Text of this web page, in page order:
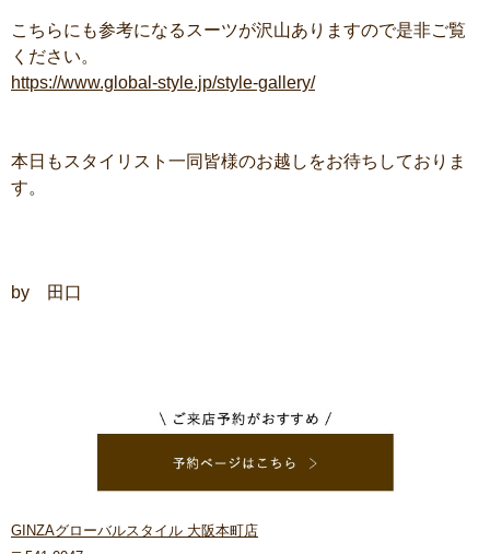
こちらにも参考になるスーツが沢山ありますので是非ご覧
ください。
https://www.global-style.jp/style-gallery/
本日もスタイリスト一同皆様のお越しをお待ちしておりま
す。
by 田口
GINZAグローバルスタイル 大阪本町店